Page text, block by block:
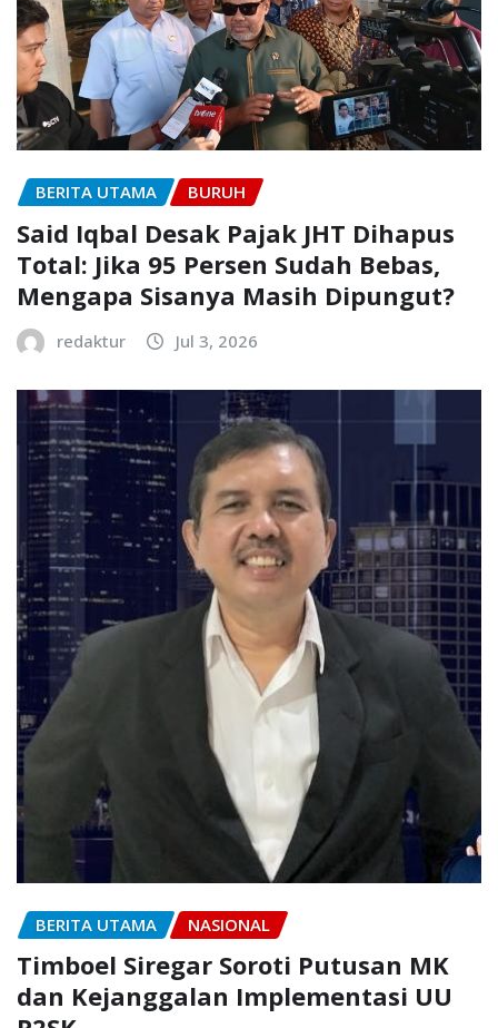
BERITA UTAMA BURUH
Said Iqbal Desak Pajak JHT Dihapus
Total: Jika 95 Persen Sudah Bebas,
Mengapa Sisanya Masih Dipungut?
redaktur Jul 3, 2026
BERITA UTAMA NASIONAL
Timboel Siregar Soroti Putusan MK
dan Kejanggalan Implementasi UU